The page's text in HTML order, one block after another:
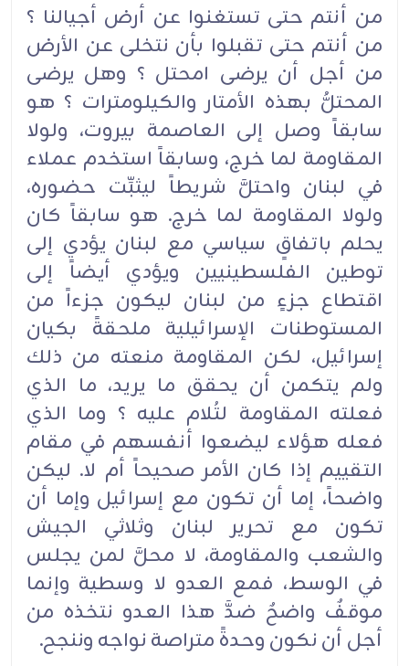
من أنتم حتى تستغنوا عن أرض أجيالنا ؟
من أنتم حتى تقبلوا بأن نتخلى عن الأرض
من أجل أن يرضى امحتل ؟ وهل يرضى
المحتلُّ بهذه الأمتار والكيلومترات ؟ هو
سابقاً وصل إلى العاصمة بيروت، ولولا
المقاومة لما خرج، وسابقاً استخدم عملاء
في لبنان واحتلَّ شريطاً ليثبِّت حضوره،
ولولا المقاومة لما خرج. هو سابقاً كان
يحلم باتفاقٍ سياسي مع لبنان يؤدي إلى
توطين الفلسطينيين ويؤدي أيضاً إلى
اقتطاع جزءٍ من لبنان ليكون جزءاً من
المستوطنات الإسرائيلية ملحقةً بكيان
إسرائيل، لكن المقاومة منعته من ذلك
ولم يتكمن أن يحقق ما يريد، ما الذي
فعلته المقاومة لتُلام عليه ؟ وما الذي
فعله هؤلاء ليضعوا أنفسهم في مقام
التقييم إذا كان الأمر صحيحاً أم لا. ليكن
واضحاً، إما أن تكون مع إسرائيل وإما أن
تكون مع تحرير لبنان وثلاثي الجيش
والشعب والمقاومة، لا محلَّ لمن يجلس
في الوسط، فمع العدو لا وسطية وإنما
موقفٌ واضحٌ ضدَّ هذا العدو نتخذه من
أجل أن نكون وحدةً متراصة نواجه وننجح.